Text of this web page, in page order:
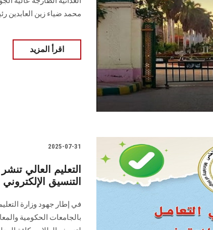
محمد ضياء زين العابدين
اقرأ المزيد
2025-07-31
التعليم العالي
التنسيق الإلكتروني
في إطار جهود وزارة
بالجامعات الحكومية